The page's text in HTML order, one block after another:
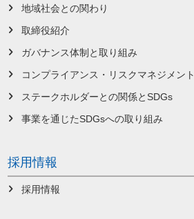
地域社会との関わり
取締役紹介
ガバナンス体制と取り組み
コンプライアンス・リスクマネジメント
ステークホルダーとの関係とSDGs
事業を通じたSDGsへの取り組み
採用情報
採用情報